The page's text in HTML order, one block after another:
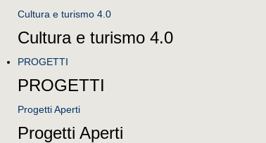
Cultura e turismo 4.0
Cultura e turismo 4.0
PROGETTI
PROGETTI
Progetti Aperti
Progetti Aperti